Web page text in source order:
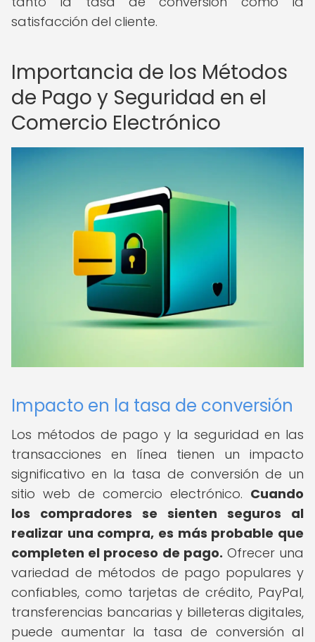
satisfacción del cliente.
Importancia de los Métodos
de Pago y Seguridad en el
Comercio Electrónico
Impacto en la tasa de conversión
Los métodos de pago y la seguridad en las
transacciones en línea tienen un impacto
significativo en la tasa de conversión de un
sitio web de comercio electrónico. Cuando
los compradores se sienten seguros al
realizar una compra, es más probable que
completen el proceso de pago. Ofrecer una
variedad de métodos de pago populares y
confiables, como tarjetas de crédito, PayPal,
transferencias bancarias y billeteras digitales,
puede aumentar la tasa de conversión al